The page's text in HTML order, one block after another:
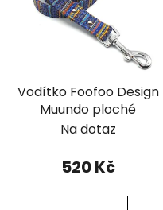
Vodítko Foofoo Design
Muundo ploché
Na dotaz
520 Kč